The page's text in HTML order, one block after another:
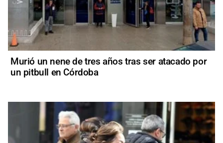
Murió un nene de tres años tras ser atacado por
un pitbull en Córdoba